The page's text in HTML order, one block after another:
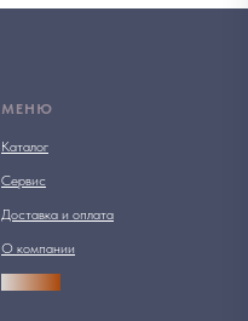
МЕНЮ
Каталог
Сервис
Доставка и оплата
О компании